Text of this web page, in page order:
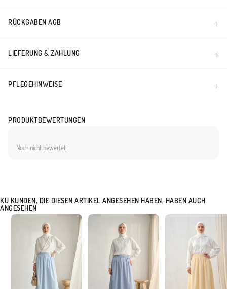
RÜCKGABEN AGB
LIEFERUNG & ZAHLUNG
PFLEGEHINWEISE
PRODUKTBEWERTUNGEN
Noch nicht bewertet
KU KUNDEN, DIE DIESEN ARTIKEL ANGESEHEN HABEN, HABEN AUCH
ANGESEHEN